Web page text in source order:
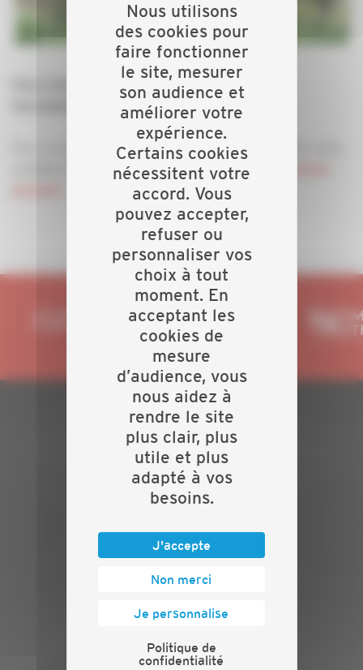
Pour consulter le programme : cliquer
Inscription en ligne : ici
Pour accéder gratuitement au salon pour la table-ronde,
n'oubliez d'imprimer et compléter lecoupon d'entrée
PLAN DU SITE
Actualités
Evénements
Présentation
Nos services
Contact
INFORMATIONS
Crédits
Mentions légales
Politique de confidentialité
Nous utilisons
des cookies pour
faire fonctionner
le site, mesurer
son audience et
améliorer votre
expérience.
Certains cookies
nécessitent votre
accord. Vous
pouvez accepter,
refuser ou
personnaliser vos
choix à tout
moment. En
acceptant les
cookies de
mesure
d’audience, vous
nous aidez à
rendre le site
plus clair, plus
utile et plus
adapté à vos
besoins.
J'accepte
Non merci
Je personnalise
Politique de
confidentialité